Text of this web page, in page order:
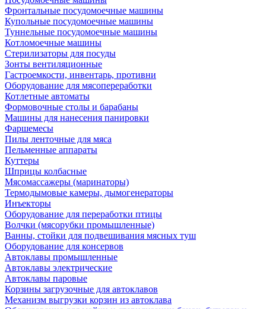
Фронтальные посудомоечные машины
Купольные посудомоечные машины
Туннельные посудомоечные машины
Котломоечные машины
Стерилизаторы для посуды
Зонты вентиляционные
Гастроемкости, инвентарь, противни
Оборудование для мясопереработки
Котлетные автоматы
Формовочные столы и барабаны
Машины для нанесения панировки
Фаршемесы
Пилы ленточные для мяса
Пельменные аппараты
Куттеры
Шприцы колбасные
Мясомассажеры (маринаторы)
Термодымовые камеры, дымогенераторы
Инъекторы
Оборудование для переработки птицы
Волчки (мясорубки промышленные)
Ванны, стойки для подвешивания мясных туш
Оборудование для консервов
Автоклавы промышленные
Автоклавы электрические
Автоклавы паровые
Корзины загрузочные для автоклавов
Механизм выгрузки корзин из автоклава